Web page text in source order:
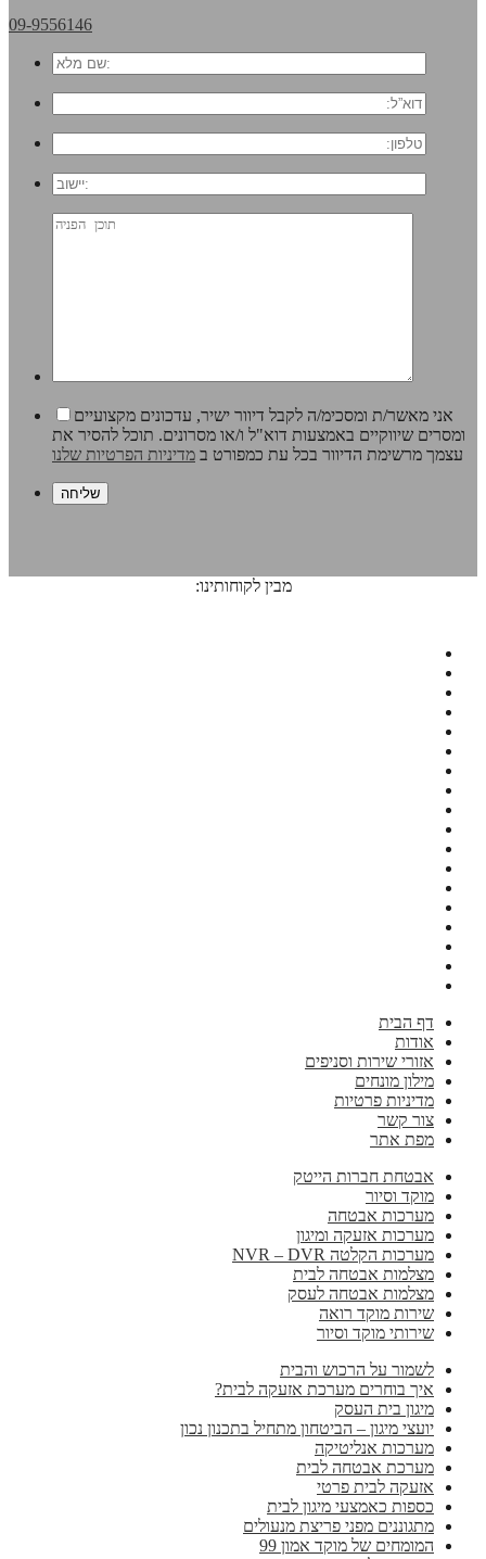
09-9556146
אני מאשר/ת ומסכימ/ה לקבל דיוור ישיר, עדכונים מקצועיים
ומסרים שיווקיים באמצעות דוא"ל ו/או מסרונים. תוכל להסיר את
עצמך מרשימת הדיוור בכל עת כמפורט ב מדיניות הפרטיות שלנו
מבין לקוחותינו:
דף הבית
אודות
אזורי שירות וסניפים
מילון מונחים
מדיניות פרטיות
צור קשר
מפת אתר
אבטחת חברות הייטק
מוקד וסיור
מערכות אבטחה
מערכות אזעקה ומיגון
מערכות הקלטה NVR – DVR
מצלמות אבטחה לבית
מצלמות אבטחה לעסק
שירות מוקד רואה
שירותי מוקד וסיור
לשמור על הרכוש והבית
איך בוחרים מערכת אזעקה לבית?
מיגון בית העסק
יועצי מיגון – הביטחון מתחיל בתכנון נכון
מערכות אנליטיקה
מערכת אבטחה לבית
אזעקה לבית פרטי
כספות כאמצעי מיגון לבית
מתגוננים מפני פריצת מנעולים
המומחים של מוקד אמון 99